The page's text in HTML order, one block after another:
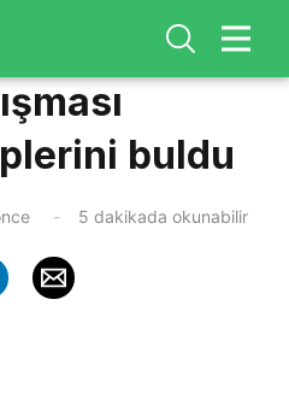
buldu
5 dakikada okunabilir